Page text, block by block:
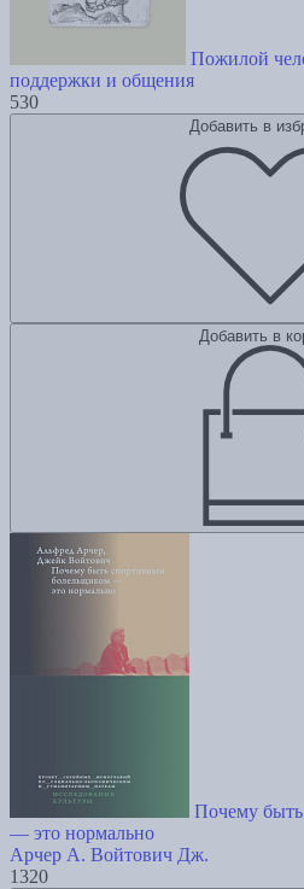
Пожилой
поддержки и общения
530
Добавить в
Добавить в
Почему
— это нормально
Арчер А. Войтович Дж.
1320